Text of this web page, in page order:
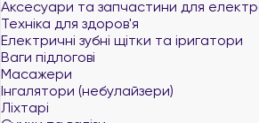
Аксесуари та запчастини для
Техніка для здоров'я
Електричні зубні щітки та іригатори
Ваги підлогові
Масажери
Інгалятори (небулайзери)
Ліхтарі